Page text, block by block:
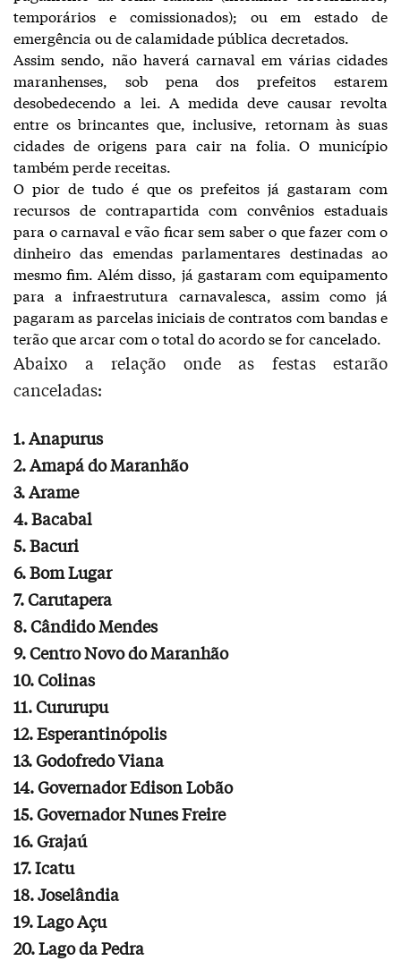
temporários e comissionados); ou em estado de
emergência ou de calamidade pública decretados.
Assim sendo, não haverá carnaval em várias cidades
maranhenses, sob pena dos prefeitos estarem
desobedecendo a lei. A medida deve causar revolta
entre os brincantes que, inclusive, retornam às suas
cidades de origens para cair na folia. O município
também perde receitas.
O pior de tudo é que os prefeitos já gastaram com
recursos de contrapartida com convênios estaduais
para o carnaval e vão ficar sem saber o que fazer com o
dinheiro das emendas parlamentares destinadas ao
mesmo fim. Além disso, já gastaram com equipamento
para a infraestrutura carnavalesca, assim como já
pagaram as parcelas iniciais de contratos com bandas e
terão que arcar com o total do acordo se for cancelado.
Abaixo a relação onde as festas estarão
canceladas:
1. Anapurus
2. Amapá do Maranhão
3. Arame
4. Bacabal
5. Bacuri
6. Bom Lugar
7. Carutapera
8. Cândido Mendes
9. Centro Novo do Maranhão
10. Colinas
11. Cururupu
12. Esperantinópolis
13. Godofredo Viana
14. Governador Edison Lobão
15. Governador Nunes Freire
16. Grajaú
17. Icatu
18. Joselândia
19. Lago Açu
20. Lago da Pedra